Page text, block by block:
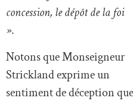
concession, le dépôt de la foi
».
Notons que Monseigneur
Strickland exprime un
sentiment de déception que